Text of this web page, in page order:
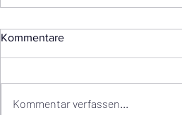
Impfungen
Kommentare
Kommentar verfassen...